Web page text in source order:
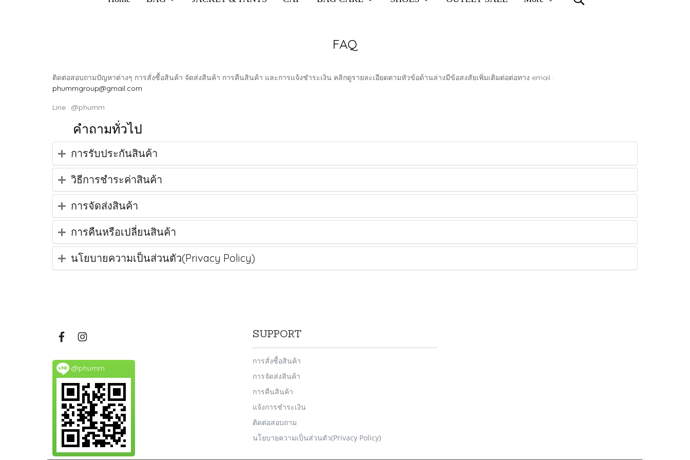
FAQ
ติดต่อสอบถามปัญหาต่างๆ การสั่งซื้อสินค้า จัดส่งสินค้า การคืนสินค้า และการแจ้งชำระเงิน คลิกดูรายละเอียดตามหัวข้อด้านล่างมีข้อสงสัยเพิ่มเติมต่อต่อทาง email :
phummgroup@gmail.com
Line : @phumm
คำถามทั่วไป
การรับประกันสินค้า
วิธีการชำระค่าสินค้า
การจัดส่งสินค้า
การคืนหรือเปลี่ยนสินค้า
นโยบายความเป็นส่วนตัว(Privacy Policy)
@phumm
SUPPORT
การสั่งซื้อสินค้า
การจัดส่งสินค้า
การคืนสินค้า
แจ้งการชำระเงิน
ติดต่อสอบถาม
นโยบายความเป็นส่วนตัว(Privacy Policy)